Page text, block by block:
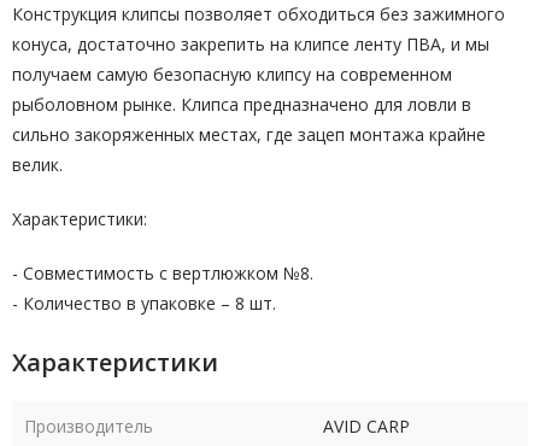
Конструкция клипсы позволяет обходиться без зажимного
конуса, достаточно закрепить на клипсе ленту ПВА, и мы
получаем самую безопасную клипсу на современном
рыболовном рынке. Клипса предназначено для ловли в
сильно закоряженных местах, где зацеп монтажа крайне
велик.
Характеристики:
- Совместимость с вертлюжком №8.
- Количество в упаковке – 8 шт.
Характеристики
Производитель AVID CARP